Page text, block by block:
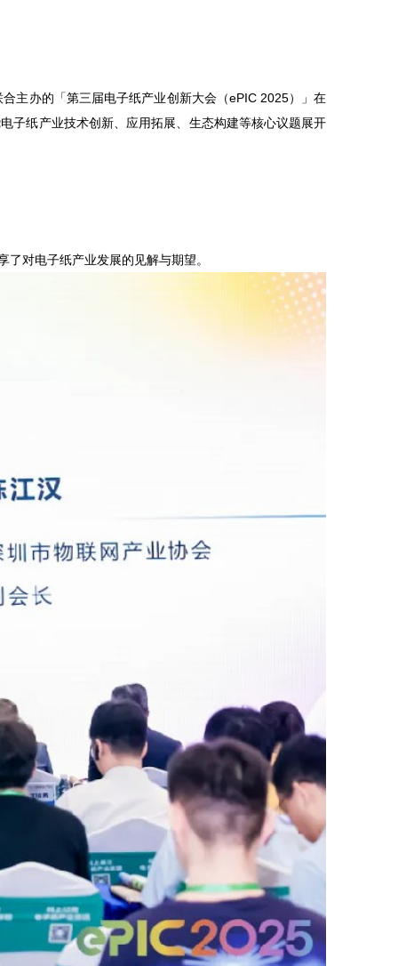
主办的「第三届电子纸产业创新大会（ePIC 2025）」在
子纸产业技术创新、应用拓展、生态构建等核心议题展开
对电子纸产业发展的见解与期望。